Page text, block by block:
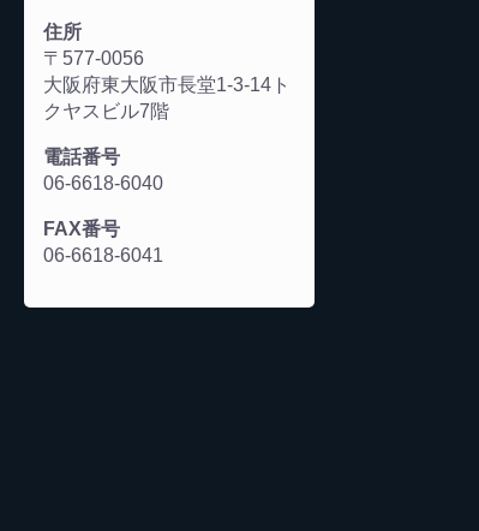
住所
〒577-0056
大阪府東大阪市長堂1-3-14ト
クヤスビル7階
電話番号
06-6618-6040
FAX番号
06-6618-6041